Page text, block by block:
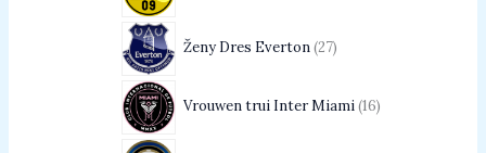
Ženy Dres Everton 27
Vrouwen trui Inter Miami 16